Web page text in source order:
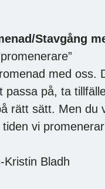
Stavgång
med oss.
passa på, ta
rätt sätt. Men du
vi
Kristin Bladh